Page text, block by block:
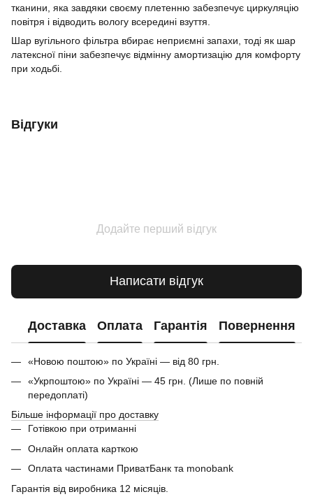
тканини, яка завдяки своєму плетенню забезпечує циркуляцію
повітря і відводить вологу всередині взуття.
Шар вугільного фільтра вбирає неприємні запахи, тоді як шар
латексної піни забезпечує відмінну амортизацію для комфорту
при ходьбі.
Відгуки
Додайте перший відгук
Написати відгук
Доставка Оплата Гарантія Повернення
«Новою поштою» по Україні — від 80 грн.
«Укрпоштою» по Україні — 45 грн. (Лише по повній
передоплаті)
Більше інформації про доставку
Готівкою при отриманні
Онлайн оплата карткою
Оплата частинами ПриватБанк та monobank
Гарантія від виробника 12 місяців.